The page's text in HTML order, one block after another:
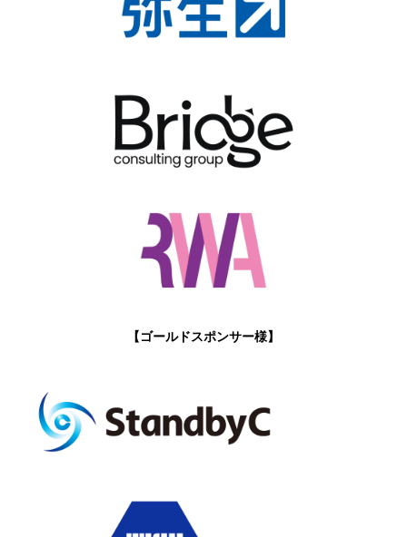
【ゴールドスポンサー様】